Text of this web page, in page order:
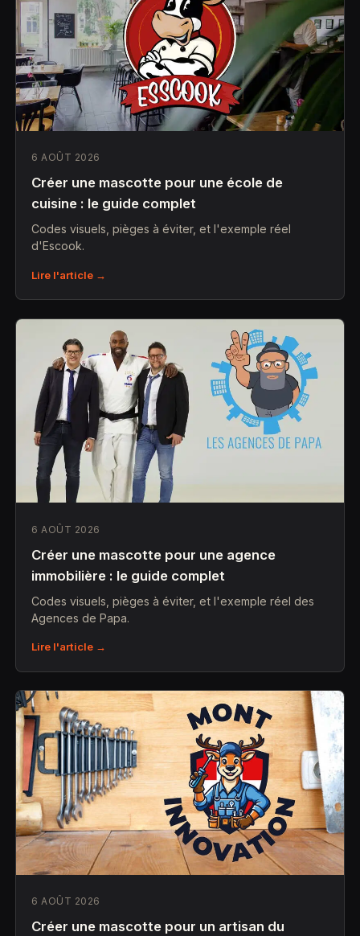
6 AOÛT 2026
Créer une mascotte pour une école de
cuisine : le guide complet
Codes visuels, pièges à éviter, et l'exemple réel
d'Escook.
Lire l'article →
6 AOÛT 2026
Créer une mascotte pour une agence
immobilière : le guide complet
Codes visuels, pièges à éviter, et l'exemple réel des
Agences de Papa.
Lire l'article →
6 AOÛT 2026
Créer une mascotte pour un artisan du